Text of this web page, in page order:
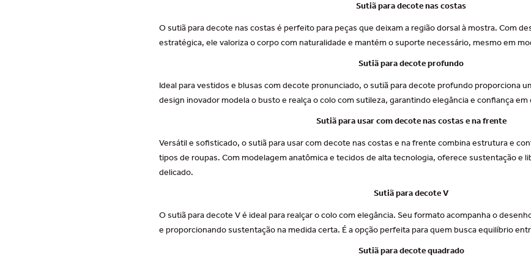
Sutiã para decote nas costas
O sutiã para decote nas costas é perfeito para peças que deixam a região dorsal à mostra. Com
estratégica, ele valoriza o corpo com naturalidade e mantém o suporte necessário, mesmo em
Sutiã para decote profundo
Ideal para vestidos e blusas com decote pronunciado, o sutiã para decote profundo proporciona
design inovador modela o busto e realça o colo com sutileza, garantindo elegância e confiança
Sutiã para usar com decote nas costas e na frente
Versátil e sofisticado, o sutiã para usar com decote nas costas e na frente combina estrutura e
tipos de roupas. Com modelagem anatômica e tecidos de alta tecnologia, oferece sustentação e
delicado.
Sutiã para decote V
O sutiã para decote V é ideal para realçar o colo com elegância. Seu formato acompanha o
e proporcionando sustentação na medida certa. É a opção perfeita para quem busca equilíbrio
Sutiã para decote quadrado